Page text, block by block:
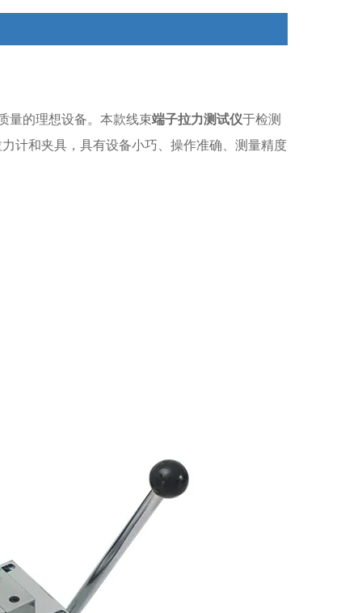
量的理想设备。本款线束端子拉力测试仪于检测
计和夹具，具有设备小巧、操作准确、测量精度